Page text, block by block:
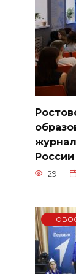
России
29